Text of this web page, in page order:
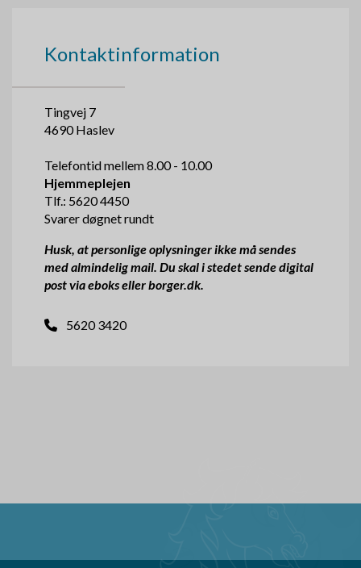
Kontaktinformation
Tingvej 7
4690 Haslev
Telefontid mellem 8.00 - 10.00
Hjemmeplejen
Tlf.: 5620 4450
Svarer døgnet rundt
Husk, at personlige oplysninger ikke må sendes
med almindelig mail. Du skal i stedet sende digital
post via eboks eller borger.dk.
5620 3420